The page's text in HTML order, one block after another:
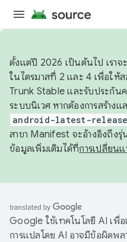
ตั้งแต่ปี 2026 เป็นต้นไป เราจ
ในไตรมาสที่ 2 และ 4 เพื่อให้
Trunk Stable และรับประกัน
ระบบนิเวศ หากต้องการสร้าง
android-latest-release
สาขา Manifest จะอ้างอิงถึง
ข้อมูลเพิ่มเติมได้ที่การเปลี่ยน
Google ใช้เทคโนโลยี AI เพื่
การแปลโดย AI อาจมีข้อผิดพล